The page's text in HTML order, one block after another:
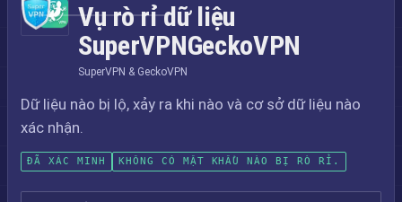
Vụ rò rỉ dữ liệu
SuperVPNGeckoVPN
SuperVPN & GeckoVPN
Dữ liệu nào bị lộ, xảy ra khi nào và cơ sở dữ liệu nào
xác nhận.
ĐÃ XÁC MINH KHÔNG CÓ MẬT KHẨU NÀO BỊ RÒ RỈ.